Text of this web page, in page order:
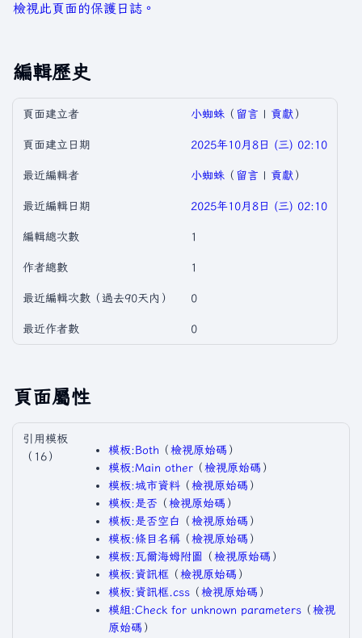
檢視此頁面的保護日誌。
編輯歷史
頁面建立者 小蜘蛛 （ 留言 | 貢獻 ）
頁面建立日期 2025年10月8日 (三) 02:10
最近編輯者 小蜘蛛 （ 留言 | 貢獻 ）
最近編輯日期 2025年10月8日 (三) 02:10
編輯總次數 1
作者總數 1
最近編輯次數（過去90天內） 0
最近作者數 0
頁面屬性
引用模板
（16）
模板:Both ​（檢視原始碼 ）​
模板:Main other ​（檢視原始碼 ）​
模板:城市資料 ​（檢視原始碼 ）​
模板:是否 ​（檢視原始碼 ）​
模板:是否空白 ​（檢視原始碼 ）​
模板:條目名稱 ​（檢視原始碼 ）​
模板:瓦爾海姆附圖
​（檢視原始碼 ）​
模板:資訊框 ​（檢視原始碼 ）​
模板:資訊框.css ​（檢視原始碼 ）​
模組:Check for unknown parameters ​（檢視
原始碼 ）​